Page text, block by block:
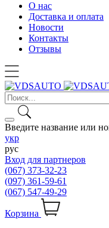
О нас
Доставка и оплата
Новости
Контакты
Отзывы
Введите название или
укр
рус
Вход для партнеров
(067) 373-32-23
(097) 361-59-61
(067) 547-49-29
Корзина